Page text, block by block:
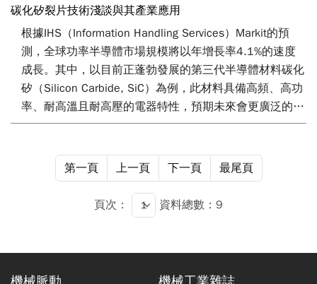
性變形和斷裂等「應力誘導」現象，研磨過程不可避免地
會在晶圓表面下方引入損傷層。本文嘗試以自行發展的大
氣電漿乾式蝕刻設備，去除輪磨加工應力導致的翹曲。實
驗初步結果顯示大氣電漿設備可快速且有效的將晶圓翹曲
量由單面輪磨(採用8000號砂輪)後的110-150 µm，降回
10-20 µm（輪磨前的晶圓翹曲量）。
碳化矽裂片技術淺談與其產業應用
根據IHS（Information Handling Services）Markit的預
測，全球功率半導體市場規模將以年增長率4.1%的速度
成長。其中，以目前正蓬勃發展的第三代半導體材料碳化
矽（Silicon Carbide, SiC）為例，此材料具備高頻、高功
率、耐高溫且耐高壓的電器特性，預期未來會更廣泛的應
用在電動車、充電樁、太陽能、離岸風電、基地台與5G
割、研磨時也較為困難，並且晶圓尺寸越大越棘手，SiC
晶錠切割為晶圓的過程即唯一重要的製程技術，如何透過
快速、有效率的技術進行晶錠切割，許多公司都投入資源
進行相關的技術研發。本文將針對近年來各種主要切割技
參考。
第一頁 上一頁 下一頁 最尾頁
頁次： 資料總數：9